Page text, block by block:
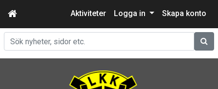
Aktiviteter Logga in Skapa konto
Sök